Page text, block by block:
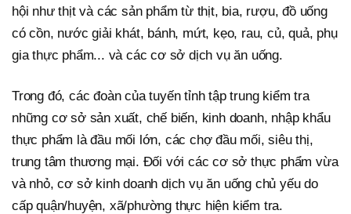
hội như thịt và các sản phẩm từ thịt, bia, rượu, đồ uống
có cồn, nước giải khát, bánh, mứt, kẹo, rau, củ, quả, phụ
gia thực phẩm... và các cơ sở dịch vụ ăn uống.
Trong đó, các đoàn của tuyến tỉnh tập trung kiểm tra
những cơ sở sản xuất, chế biến, kinh doanh, nhập khẩu
thực phẩm là đầu mối lớn, các chợ đầu mối, siêu thị,
trung tâm thương mại. Đối với các cơ sở thực phẩm vừa
và nhỏ, cơ sở kinh doanh dịch vụ ăn uống chủ yếu do
cấp quận/huyện, xã/phường thực hiện kiểm tra.